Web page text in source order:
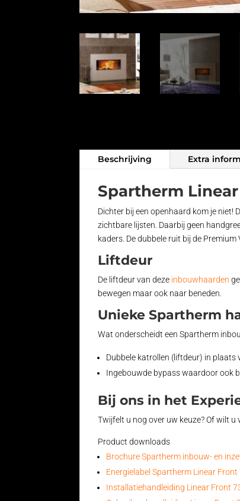
Beschrijving Extra
Spartherm
Dichter bij een openhaard kom je
zichtbare lijsten. Daarbij geen
kaders. De dubbele ruit bij de Premium
Liftdeur
De liftdeur van deze inbouwhaarden
bewegen maar ook naar beneden.
Unieke Spartherm
Wat onderscheidt een Spartherm
Dubbele katrollen (liftdeur) in plaats
Ingebouwde bypass waardoor ook
Bij ons in het
Twijfelt u nog over uw keuze? Of wilt
Product downloads
Brochure Spartherm inbouw- en
Energielabel Spartherm Linear
Installatiehandleiding Linear Front